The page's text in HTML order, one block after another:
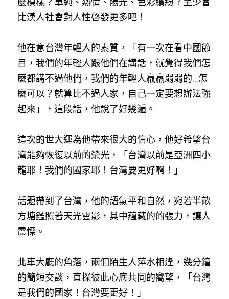
比漢人社會對人性啓發更多吧！
他在意台灣年輕人的素質，「有一次在看中國節
目，我們的年輕人跟他們在講話，就覺得我們怎
麼都講不過他們，我們的年輕人羸羸弱弱的...怎
麼可以？就算比不過人家，自己一定要想辦法強
起來」，這段話，他說了好幾遍。
這次的世大運為他帶來很大的信心，他好希望台
灣能夠恢復以前的榮光，「台灣以前是亞洲四小
龍耶！我們的國家耶！台灣要更好啊！」
話題帶到了台灣，他的語氣平和自然，宛若半畝
方塘鑑照著天光雲影，其中蘊藏的的張力，讓人
震慄。
北車大廳的角落，兩個陌生人萍水相逢，幾分鐘
的簡短交談，直探彼此心底共同的嚮望，「台灣
是我們的國家！台灣要更好！」